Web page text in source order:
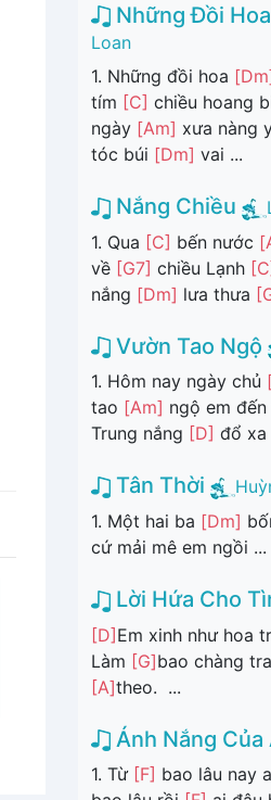
Những Đồi
Loan
1. Những đồi hoa
tím [C] chiều hoang
ngày [Am] xưa nàng
tóc búi [Dm] vai ...
Nắng Chiều
1. Qua [C] bến nước
về [G7] chiều Lạnh
nắng [Dm] lưa thưa
Vườn Tao Ngộ
1. Hôm nay ngày chủ
tao [Am] ngộ em
Trung nắng [D] đổ xa
Tân Thời
1. Một hai ba [Dm]
cứ mải mê em ngồi ...
Lời Hứa Cho
[D]Em xinh như hoa
Làm [G]bao chàng
[A]theo. ...
Ánh Nắng Của
1. Từ [F] bao lâu nay